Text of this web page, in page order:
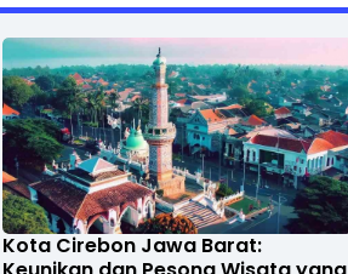
Kota Cirebon Jawa Barat: